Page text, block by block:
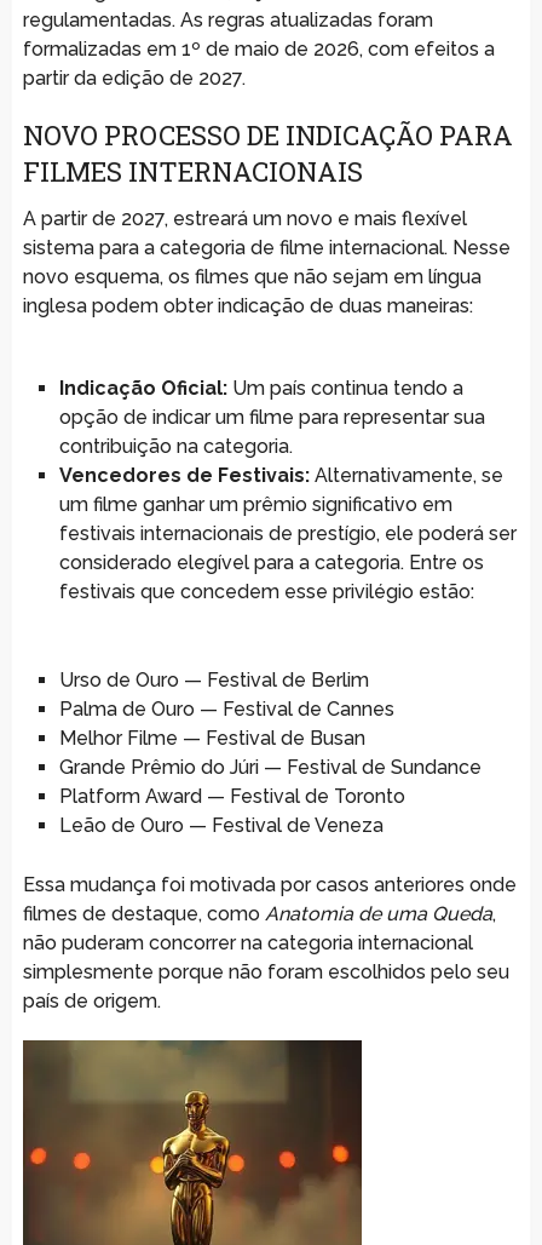
regulamentadas. As regras atualizadas foram
formalizadas em 1º de maio de 2026, com efeitos a
partir da edição de 2027.
NOVO PROCESSO DE INDICAÇÃO PARA
FILMES INTERNACIONAIS
A partir de 2027, estreará um novo e mais flexível
sistema para a categoria de filme internacional. Nesse
novo esquema, os filmes que não sejam em língua
inglesa podem obter indicação de duas maneiras:
Indicação Oficial:Um país continua tendo a
opção de indicar um filme para representar sua
contribuição na categoria.
Vencedores de Festivais:Alternativamente, se
um filme ganhar um prêmio significativo em
festivais internacionais de prestígio, ele poderá ser
considerado elegível para a categoria. Entre os
festivais que concedem esse privilégio estão:
Urso de Ouro — Festival de Berlim
Palma de Ouro — Festival de Cannes
Melhor Filme — Festival de Busan
Grande Prêmio do Júri — Festival de Sundance
Platform Award — Festival de Toronto
Leão de Ouro — Festival de Veneza
Essa mudança foi motivada por casos anteriores onde
filmes de destaque, como Anatomia de uma Queda,
não puderam concorrer na categoria internacional
simplesmente porque não foram escolhidos pelo seu
país de origem.